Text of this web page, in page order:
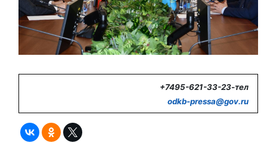
+7495-621-33-23-тел
odkb-pressa@gov.ru